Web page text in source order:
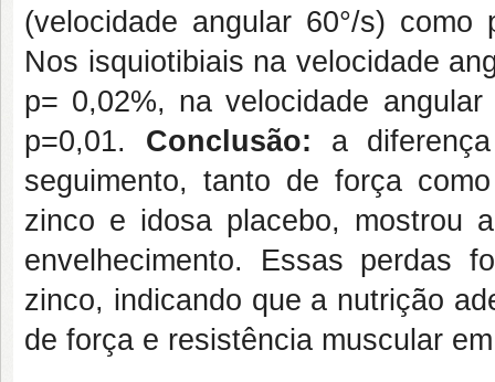
(velocidade angular 60°/s) como
Nos isquiotibiais na velocidade
p= 0,02%, na velocidade
p=0,01. Conclusão: a
seguimento, tanto de força
zinco e idosa placebo, mostrou
envelhecimento. Essas perdas
zinco, indicando que a nutrição
de força e resistência muscular